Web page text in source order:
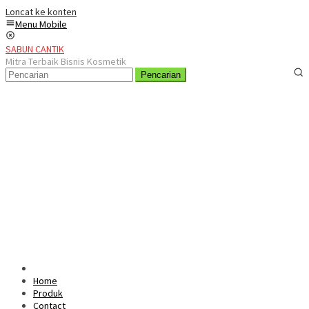
Loncat ke konten
Menu Mobile
SABUN CANTIK
Mitra Terbaik Bisnis Kosmetik
Pencarian
Home
Produk
Contact